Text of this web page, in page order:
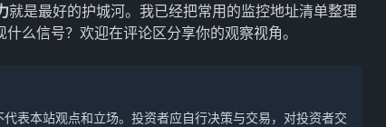
就是最好的护城河。我已经把常用的监控地址清单整理
么信号？欢迎在评论区分享你的观察视角。
表本站观点和立场。投资者应自行决策与交易，对投资者交